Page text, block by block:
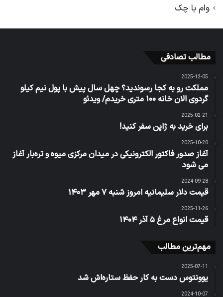
وام با چک
مطالب تصادفی
2025-12-05
مملکت رو به کجا رسوندید؟ چهل سال پیش با پول نیم کیلو
گردوی الان خانه ۱۰۰ متری خریدم/ ویدئو
2025-02-21
برای خرید به ژاپن سفر کنید!
2025-10-20
آغاز صدور فاکتور الکترونیکی در میدان مرکزی میوه و تره‌بار آغاز
می شود
2024-09-28
قیمت دلار سلیمانیه امروز شنبه ۷ مهر ۱۴۰۳
2025-11-26
قیمت انواع مرغ ۵ آذر ۱۴۰۴
مهم‌ترین مطالب
2025-07-11
یوونتوس دست به کار حفظ ستاره‌اش شد
2024-10-07